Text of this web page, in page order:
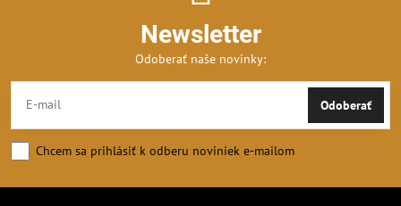
Newsletter
Odoberať naše novinky:
Odoberať
Chcem sa prihlásiť k odberu noviniek e-mailom